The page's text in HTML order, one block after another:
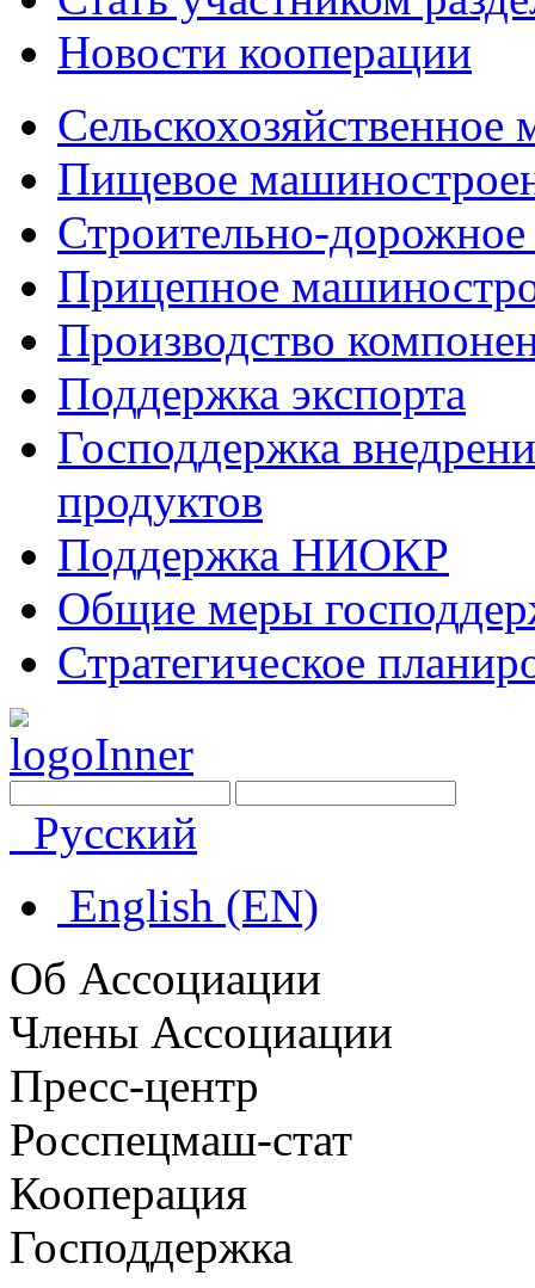
Новости кооперации
Пищевое
Строительно-
Прицепное
Производство
Поддержка экспорта
Господдержка
продуктов
Поддержка НИОКР
Общие меры
Стратегическое
Русский
English (EN)
Об Ассоциации
Члены Ассоциации
Пресс-центр
Росспецмаш-стат
Кооперация
Господдержка